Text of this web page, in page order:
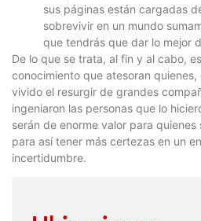
sus páginas están cargadas
sobrevivir en un mundo
que tendrás que dar lo mejor
De lo que se trata, al fin y al cabo,
conocimiento que atesoran
vivido el resurgir de grandes
ingeniaron las personas que lo
serán de enorme valor para
para así tener más certezas en un
incertidumbre.